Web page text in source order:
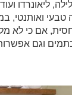
ליאונרדו
טבעי ואותנטי,
אם כי לא
וגם אפשרות